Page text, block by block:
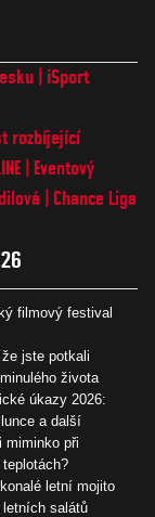
iSport
rozbíjející
Eventový
Chance Liga
filmový festival
jste potkali
života
úkazy 2026:
a další
miminko při
letní mojito
salátů